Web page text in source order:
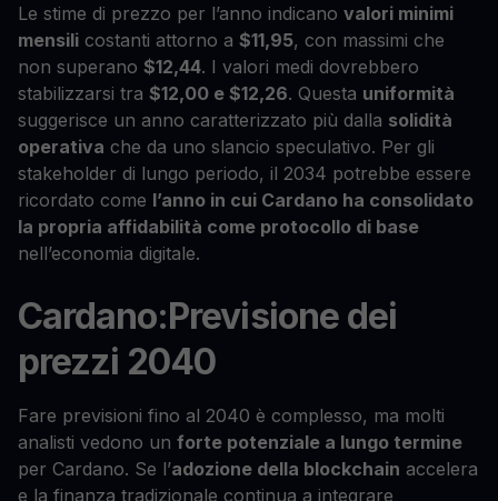
Le stime di prezzo per l’anno indicano valori minimi
mensili costanti attorno a $11,95, con massimi che
non superano $12,44. I valori medi dovrebbero
stabilizzarsi tra $12,00 e $12,26. Questa uniformità
suggerisce un anno caratterizzato più dalla solidità
operativa che da uno slancio speculativo. Per gli
stakeholder di lungo periodo, il 2034 potrebbe essere
ricordato come l’anno in cui Cardano ha consolidato
la propria affidabilità come protocollo di base
nell’economia digitale.
Cardano:Previsione dei
prezzi 2040
Fare previsioni fino al 2040 è complesso, ma molti
analisti vedono un forte potenziale a lungo termine
per Cardano. Se l’adozione della blockchain accelera
e la finanza tradizionale continua a integrare